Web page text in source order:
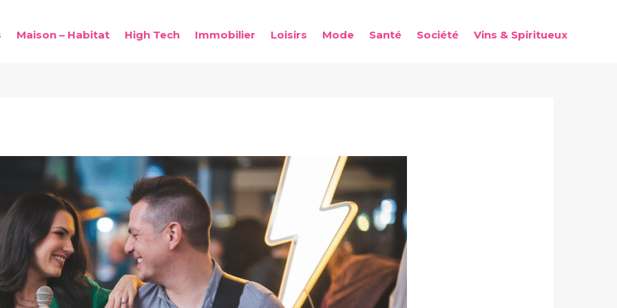
Maison – Habitat High Tech Immobilier Loisirs Mode Santé Société Vins & Spiritueux